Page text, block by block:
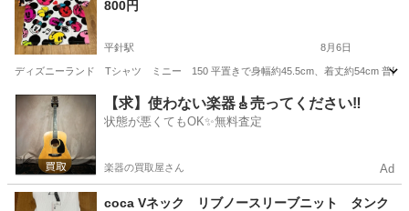
800円
平針駅 8月6日
ディズニーランド Tシャツ ミニー 150 平置きで身幅約45.5cm、着丈約54cm 普段は
愛知 日進市 平針駅 Tシャツ
【求】使わない楽器🎸売ってください‼️
状態が悪くてもOK✨無料査定
楽器の買取屋さん Ad
coca Vネック リブノースリーブニット タンク